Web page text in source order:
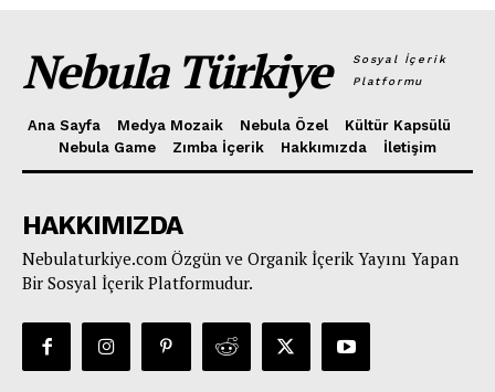
Nebula Türkiye
Sosyal İçerik
Platformu
Ana Sayfa Medya Mozaik Nebula Özel
Kültür Kapsülü
Nebula Game
Zımba İçerik Hakkımızda İletişim
HAKKIMIZDA
Nebulaturkiye.com Özgün ve Organik İçerik Yayını Yapan
Bir Sosyal İçerik Platformudur.